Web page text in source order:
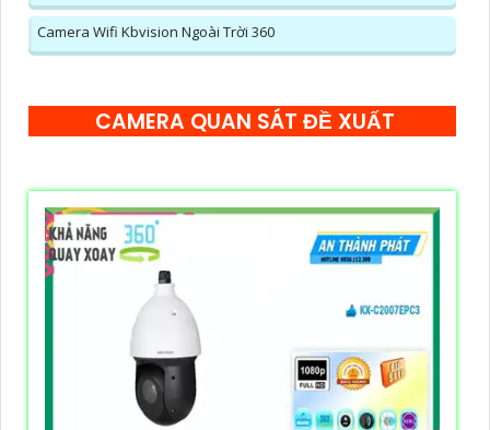
Camera Wifi Kbvision Ngoài Trời 360
CAMERA QUAN SÁT ĐỀ XUẤT